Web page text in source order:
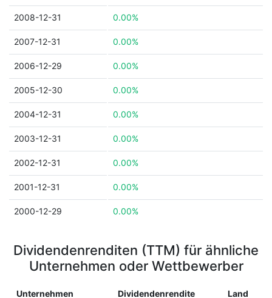
2008-12-31 0.00%
2007-12-31 0.00%
2006-12-29 0.00%
2005-12-30 0.00%
2004-12-31 0.00%
2003-12-31 0.00%
2002-12-31 0.00%
2001-12-31 0.00%
2000-12-29 0.00%
Dividendenrenditen (TTM) für ähnliche
Unternehmen oder Wettbewerber
Unternehmen Dividendenrendite Land